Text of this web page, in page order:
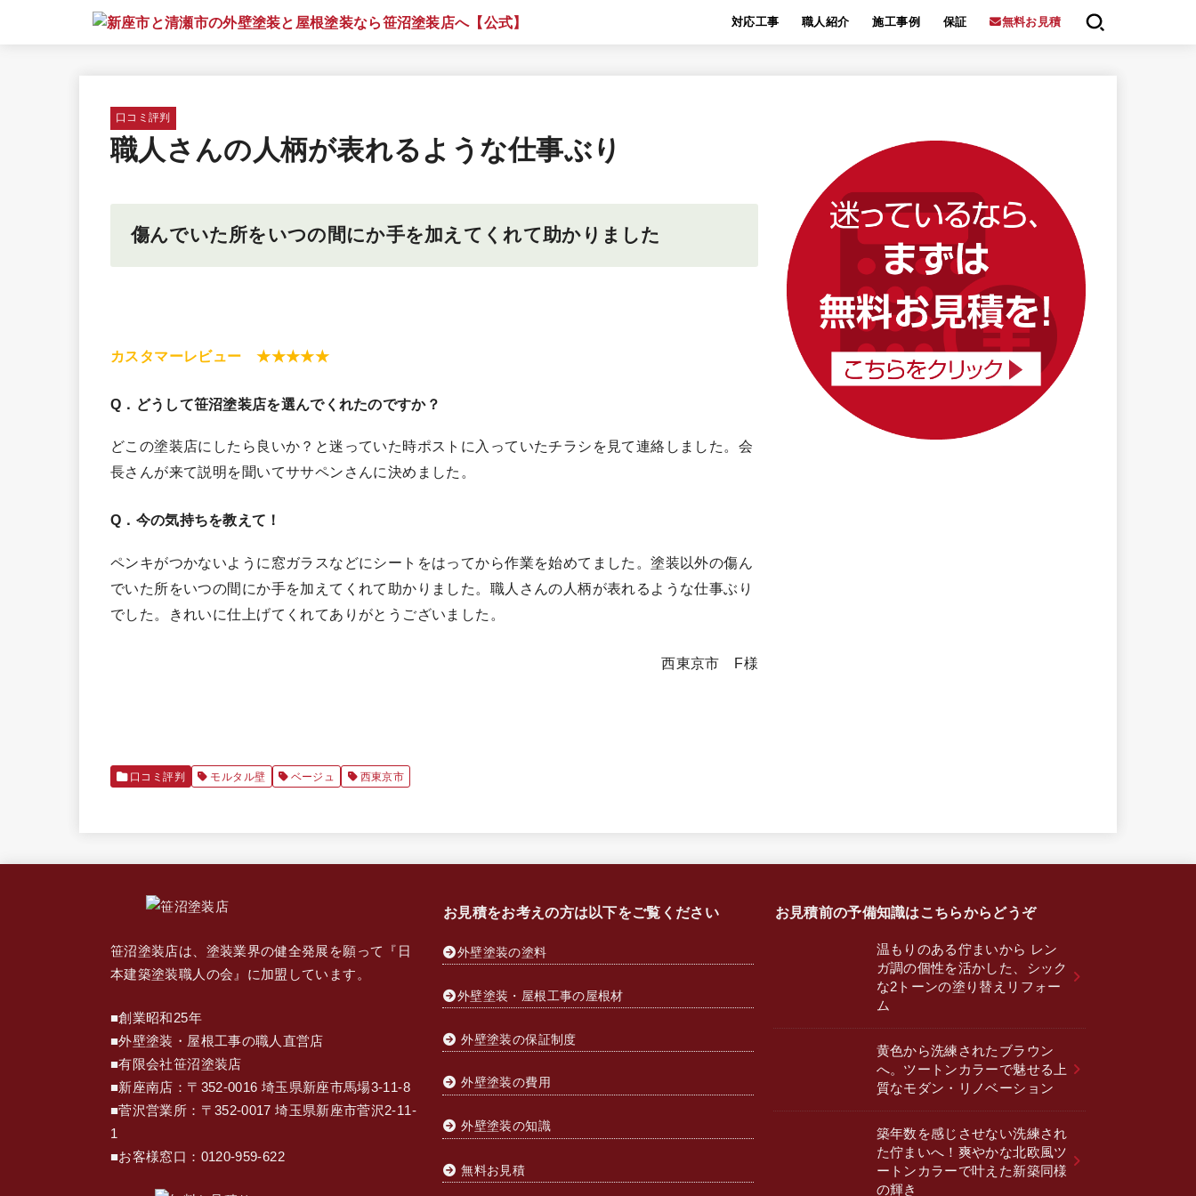
対応工事 職人紹介 施工事例 保証 無料お見積
口コミ評判
職人さんの人柄が表れるような仕事ぶり
傷んでいた所をいつの間にか手を加えてくれて助かりました
カスタマーレビュー ★★★★★
Q．どうして笹沼塗装店を選んでくれたのですか？
どこの塗装店にしたら良いか？と迷っていた時ポストに入っていたチラシを見て連絡しました。会
長さんが来て説明を聞いてササペンさんに決めました。
Q．今の気持ちを教えて！
ペンキがつかないように窓ガラスなどにシートをはってから作業を始めてました。塗装以外の傷ん
でいた所をいつの間にか手を加えてくれて助かりました。職人さんの人柄が表れるような仕事ぶり
でした。きれいに仕上げてくれてありがとうございました。
西東京市 F様
口コミ評判 モルタル壁 ベージュ 西東京市
笹沼塗装店は、塗装業界の健全発展を願って『 日
本建築塗装職人の会 』に加盟しています。
■創業昭和25年
■外壁塗装・屋根工事の職人直営店
■有限会社笹沼塗装店
■新座南店：〒352-0016 埼玉県新座市馬場3-11-8
■菅沢営業所：〒352-0017 埼玉県新座市菅沢2-11-
1
■お客様窓口： 0120-959-622
お見積をお考えの方は以下をご覧ください
外壁塗装の塗料
外壁塗装・屋根工事の屋根材
外壁塗装の保証制度
外壁塗装の費用
外壁塗装の知識
無料お見積
お見積前の予備知識はこちらからどうぞ
温もりのある佇まいから レン
ガ調の個性を活かした、シック
な2トーンの塗り替えリフォー
ム
黄色から洗練されたブラウン
へ。ツートンカラーで魅せる上
質なモダン・リノベーション
築年数を感じさせない洗練され
た佇まいへ！爽やかな北欧風ツ
ートンカラーで叶えた新築同様
の輝き